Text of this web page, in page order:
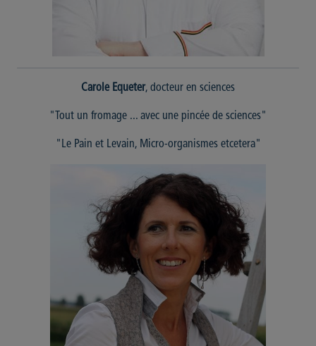
Carole Equeter, docteur en sciences
"Tout un fromage ... avec une pincée de sciences"
"Le Pain et Levain, Micro-organismes etcetera"